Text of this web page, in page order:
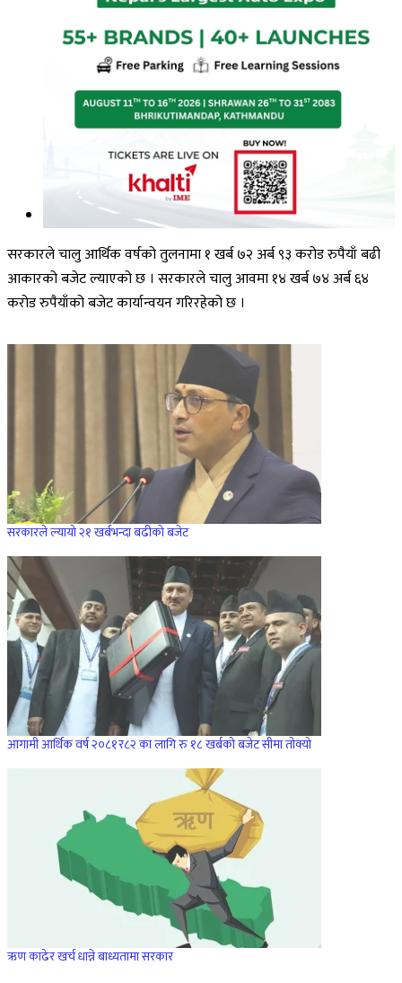
सरकारले चालु आर्थिक वर्षको तुलनामा १ खर्ब ७२ अर्ब ९३ करोड रुपैयाँ बढी
आकारको बजेट ल्याएको छ । सरकारले चालु आवमा १४ खर्ब ७४ अर्ब ६४
करोड रुपैयाँको बजेट कार्यान्वयन गरिरहेको छ ।
सरकारले ल्यायो २१ खर्बभन्दा बढीको बजेट
आगामी आर्थिक वर्ष २०८१र८२ का लागि रु १८ खर्बको बजेट सीमा ताेक्याे
ऋण काढेर खर्च धान्ने बाध्यतामा सरकार